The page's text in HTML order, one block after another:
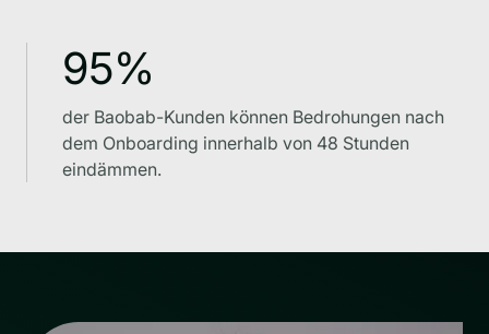
95%
der Baobab-Kunden können Bedrohungen nach
dem Onboarding innerhalb von 48 Stunden
eindämmen.